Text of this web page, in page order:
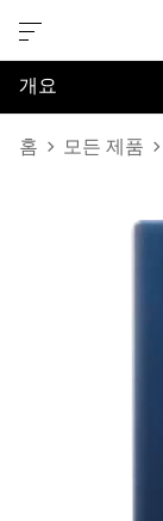
개요
사양
홈 모든 제품